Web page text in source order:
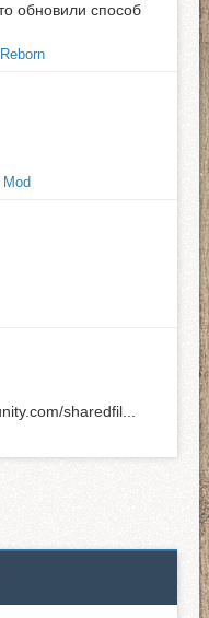
обновили способ
sharedfil...